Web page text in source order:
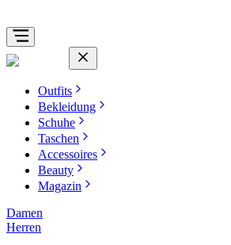
Outfits
Bekleidung
Schuhe
Taschen
Accessoires
Beauty
Magazin
Damen
Herren